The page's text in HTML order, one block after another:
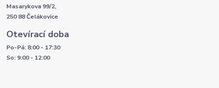
Masarykova 99/2,
250 88 Čelákovice
Otevírací doba
Po-Pá: 8:00 - 17:30
So: 9:00 - 12:00